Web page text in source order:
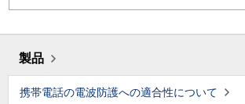
製品
携帯電話の電波防護への適合性について